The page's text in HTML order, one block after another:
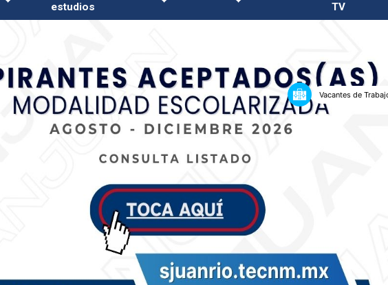
estudios
TV